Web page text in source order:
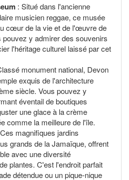
: Situé dans l'ancienne
musicien reggae, ce musée
cœur de la vie et de l'œuvre de
pouvez y admirer des souvenirs
l'héritage culturel laissé par cet
monument national, Devon
exquis de l'architecture
siècle. Vous pouvez y
éventail de boutiques
une glace à la crème
comme la meilleure de l'île.
magnifiques jardins
grands de la Jamaïque, offrent
avec une diversité
plantes. C'est l'endroit parfait
détendue ou un pique-nique